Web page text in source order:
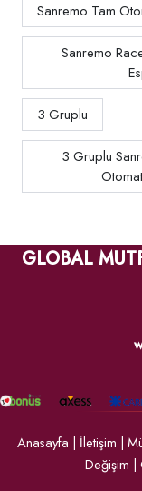
Sanremo Tam
Sanremo
3 Gruplu
3 Gruplu
GLOBAL
Anasayfa | İletişim |
Değişim |